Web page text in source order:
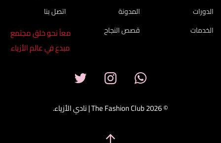
الدورات
الخدمات
المدونة
قصص النجاح
اتصل بنا
معاً نحو خلق مجتمع
مبدع في عالم الأزياء
© 2026 The Fashion Club | نادي الأزياء.
arrow_upward